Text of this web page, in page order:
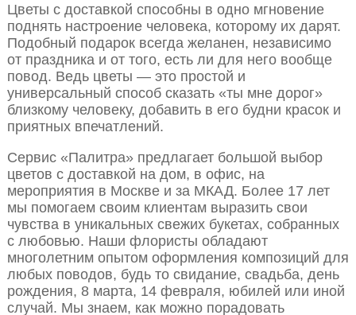
Цветы с доставкой способны в одно мгновение
поднять настроение человека, которому их дарят.
Подобный подарок всегда желанен, независимо
от праздника и от того, есть ли для него вообще
повод. Ведь цветы — это простой и
универсальный способ сказать «ты мне дорог»
близкому человеку, добавить в его будни красок и
приятных впечатлений.
Сервис «Палитра» предлагает большой выбор
цветов с доставкой на дом, в офис, на
мероприятия в Москве и за МКАД. Более 17 лет
мы помогаем своим клиентам выразить свои
чувства в уникальных свежих букетах, собранных
с любовью. Наши флористы обладают
многолетним опытом оформления композиций для
любых поводов, будь то свидание, свадьба, день
рождения, 8 марта, 14 февраля, юбилей или иной
случай. Мы знаем, как можно порадовать